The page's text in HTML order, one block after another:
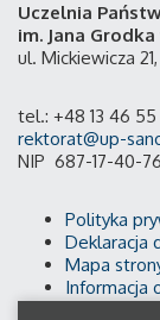
Uczelnia
im. Jana
ul. Mickiewicza
tel.: +48 13 46
rektorat@up-
NIP 687-17-40-
Polityka
Deklaracja
Mapa
Informacja